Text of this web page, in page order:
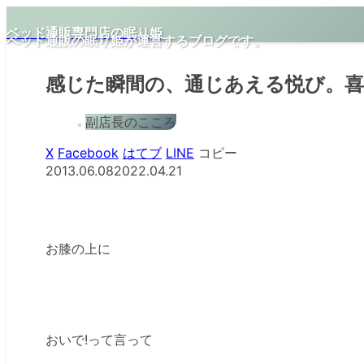
ベッド通販の眠り姫が運営するブログです。
ベッド通販専門店の眠り姫
感じた瞬間の、通じあえる悦び。
副店長のこころ
X Facebook はてブ LINE コピー
2013.06.082022.04.21
お膝の上に
おいで!って言って